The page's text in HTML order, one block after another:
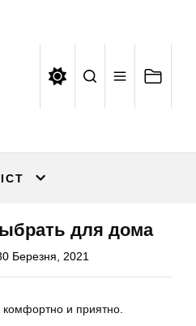
для дома
Березня, 2021
и приятно.